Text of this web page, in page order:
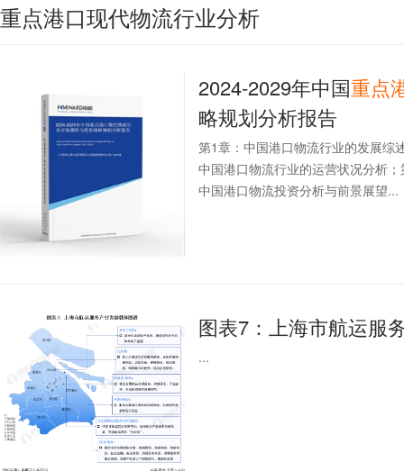
重点港口现代物流行业分析
2024-2029年中国重点
略规划分析报告
第1章：中国港口物流行业的发展综
中国港口物流行业的运营状况分析
中国港口物流投资分析与前景展望...
图表7：上海市航运服
...